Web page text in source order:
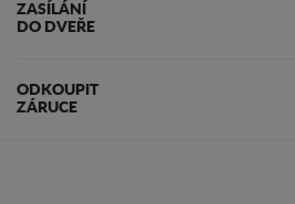
ZASÍLÁNÍ
DO DVEŘE
ODKOUPIT
ZÁRUCE